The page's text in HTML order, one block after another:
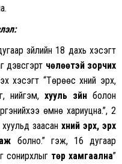
зүйлийн 18 дахь хэсэгт
дэвсгэрт чөлөөтэй зорчих
хэсэгт “Төрөөс хүний эрх,
нийгэм, хууль зүйн болон
өмнө хариуцна.”, 2
заасан хүний эрх, эрх
болно.” гэж, 16 дугаар
сонирхлыг төр хамгаална”